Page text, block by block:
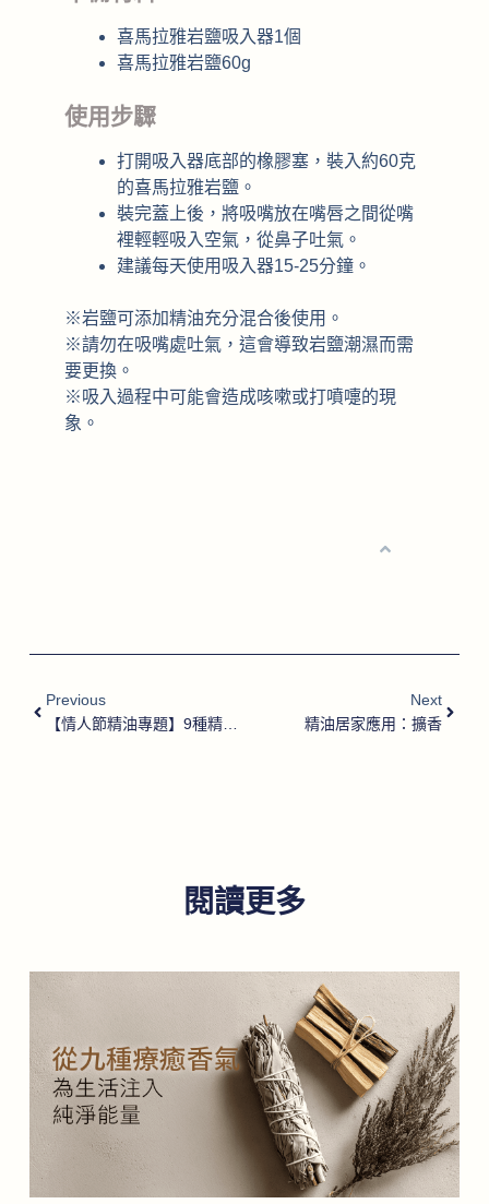
喜馬拉雅岩鹽吸入器1個
喜馬拉雅岩鹽60g
使用步驟
打開吸入器底部的橡膠塞，裝入約60克
的喜馬拉雅岩鹽。
裝完蓋上後，將吸嘴放在嘴唇之間從嘴
裡輕輕吸入空氣，從鼻子吐氣。
建議每天使用吸入器15-25分鐘。
※岩鹽可添加精油充分混合後使用。
※請勿在吸嘴處吐氣，這會導致岩鹽潮濕而需
要更換。
※吸入過程中可能會造成咳嗽或打噴嚏的現
象。
Previous
【情人節精油專題】9種精油配方表達你的愛
Next
精油居家應用：擴香
閱讀更多